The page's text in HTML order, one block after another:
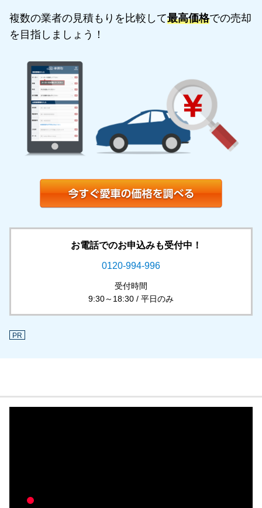
複数の業者の見積もりを比較して最高価格での売却
を目指しましょう！
お電話でのお申込みも受付中！
0120-994-996
受付時間
9:30～18:30 / 平日のみ
PR